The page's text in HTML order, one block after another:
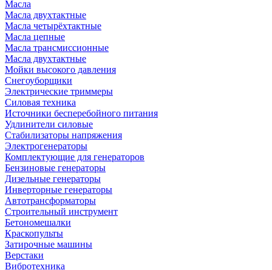
Масла
Масла двухтактные
Масла четырёхтактные
Масла цепные
Масла трансмиссионные
Масла двухтактные
Мойки высокого давления
Снегоуборщики
Электрические триммеры
Силовая техника
Источники бесперебойного питания
Удлинители силовые
Стабилизаторы напряжения
Электрогенераторы
Комплектующие для генераторов
Бензиновые генераторы
Дизельные генераторы
Инверторные генераторы
Автотрансформаторы
Строительный инструмент
Бетономешалки
Краскопульты
Затирочные машины
Верстаки
Вибротехника